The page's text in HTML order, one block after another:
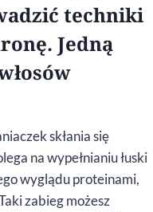
techniki
Jedną
skłania się
na wypełnianiu łuski
wyglądu proteinami,
zabieg możesz